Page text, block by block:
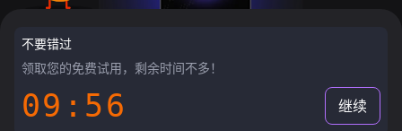
不要错过
领取您的免费试用，剩余时间不多！
09:55 继续